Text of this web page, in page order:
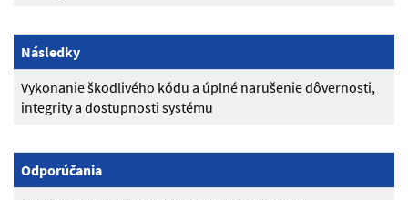
Následky
Vykonanie škodlivého kódu a úplné narušenie dôvernosti,
integrity a dostupnosti systému
Odporúčania